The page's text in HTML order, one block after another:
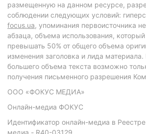
размещенную на данном ресурсе,
соблюдении следующих условий:
focus.ua, упоминания первоисточника
абзаца, объема использования,
превышать 50% от общего объема
изменения заголовка и лида
большего объема текста возможно
получения письменного разрешения
ООО «ФОКУС МЕДИА»
Онлайн-медиа ФОКУС
Идентификатор онлайн-медиа в
медиа - R40-03129